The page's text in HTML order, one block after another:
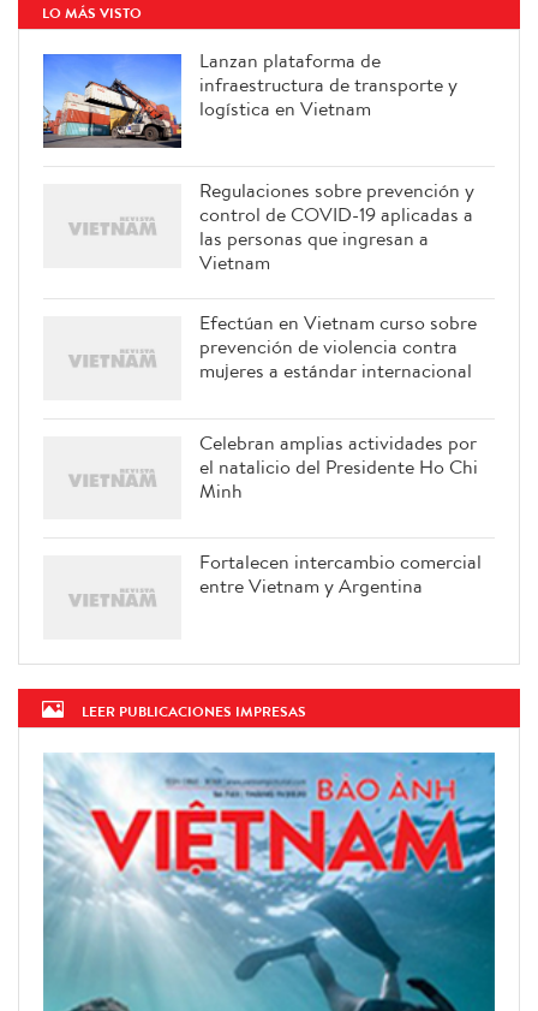
LO MÁS VISTO
Lanzan plataforma de
infraestructura de transporte y
logística en Vietnam
Regulaciones sobre prevención y
control de COVID-19 aplicadas a
las personas que ingresan a
Vietnam
Efectúan en Vietnam curso sobre
prevención de violencia contra
mujeres a estándar internacional
Celebran amplias actividades por
el natalicio del Presidente Ho Chi
Minh
Fortalecen intercambio comercial
entre Vietnam y Argentina
LEER PUBLICACIONES IMPRESAS